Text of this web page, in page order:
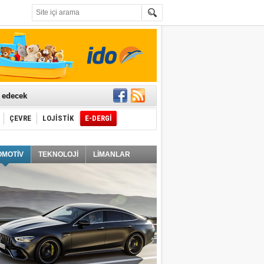
ÇEVRE LOJİSTİK E-DERGİ
TEKNOLOJİ LİMANLAR